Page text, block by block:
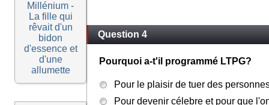
Millénium -
La fille qui
rêvait d'un
bidon
d'essence et
d'une
allumette
Question 4
Pourquoi a-t'il programmé LTPG?
Pour le plaisir de tuer des
Pour devenir célebre et pour que